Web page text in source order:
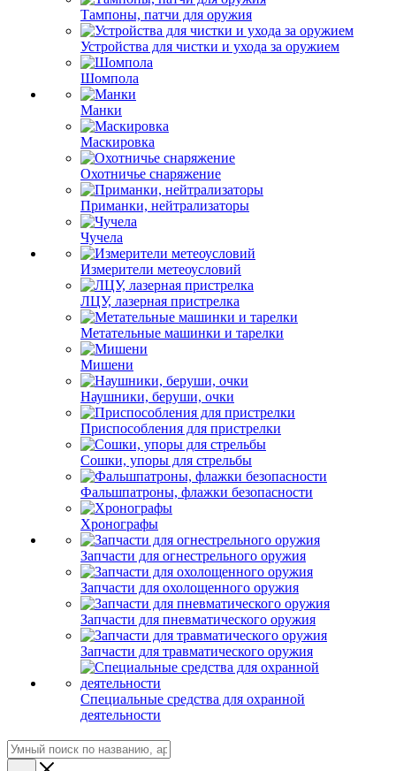
Тампоны, патчи для оружия
Устройства для чистки и ухода за оружием
Шомпола
Манки
Маскировка
Охотничье снаряжение
Приманки, нейтрализаторы
Чучела
Измерители метеоусловий
ЛЦУ, лазерная пристрелка
Метательные машинки и тарелки
Мишени
Наушники, беруши, очки
Приспособления для пристрелки
Сошки, упоры для стрельбы
Фальшпатроны, флажки безопасности
Хронографы
Запчасти для огнестрельного оружия
Запчасти для охолощенного оружия
Запчасти для пневматического оружия
Запчасти для травматического оружия
Специальные средства для охранной
деятельности